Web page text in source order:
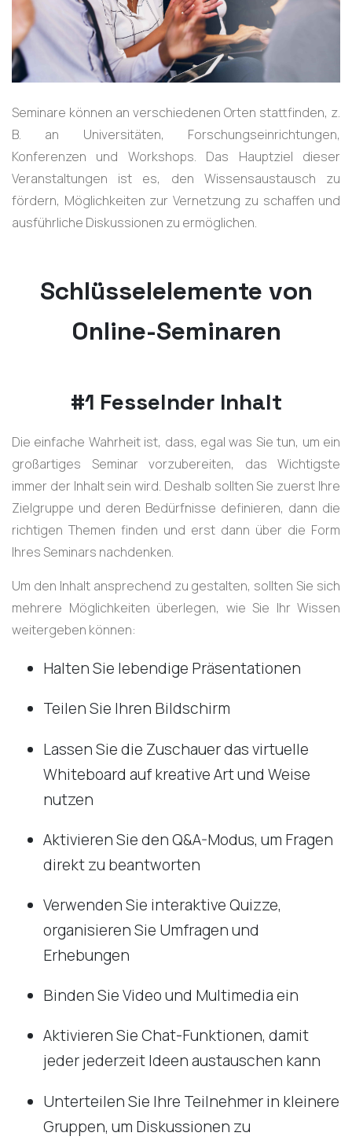
Seminare können an verschiedenen Orten stattfinden, z.
B. an Universitäten, Forschungseinrichtungen,
Konferenzen und Workshops. Das Hauptziel dieser
Veranstaltungen ist es, den Wissensaustausch zu
fördern, Möglichkeiten zur Vernetzung zu schaffen und
ausführliche Diskussionen zu ermöglichen.
Schlüsselelemente von
Online-Seminaren
#1 Fesselnder Inhalt
Die einfache Wahrheit ist, dass, egal was Sie tun, um ein
großartiges Seminar vorzubereiten, das Wichtigste
immer der Inhalt sein wird. Deshalb sollten Sie zuerst Ihre
Zielgruppe und deren Bedürfnisse definieren, dann die
richtigen Themen finden und erst dann über die Form
Ihres Seminars nachdenken.
Um den Inhalt ansprechend zu gestalten, sollten Sie sich
mehrere Möglichkeiten überlegen, wie Sie Ihr Wissen
weitergeben können:
Halten Sie lebendige Präsentationen
Teilen Sie Ihren Bildschirm
Lassen Sie die Zuschauer das virtuelle
Whiteboard auf kreative Art und Weise
nutzen
Aktivieren Sie den Q&A-Modus, um Fragen
direkt zu beantworten
Verwenden Sie interaktive Quizze,
organisieren Sie Umfragen und
Erhebungen
Binden Sie Video und Multimedia ein
Aktivieren Sie Chat-Funktionen, damit
jeder jederzeit Ideen austauschen kann
Unterteilen Sie Ihre Teilnehmer in kleinere
Gruppen, um Diskussionen zu